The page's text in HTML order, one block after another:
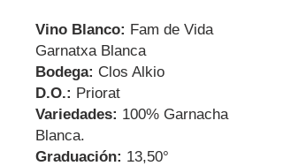
Vino Blanco: Fam de Vida
Garnatxa Blanca
Bodega: Clos Alkio
D.O.: Priorat
Variedades: 100% Garnacha
Blanca.
Graduación: 13,50°